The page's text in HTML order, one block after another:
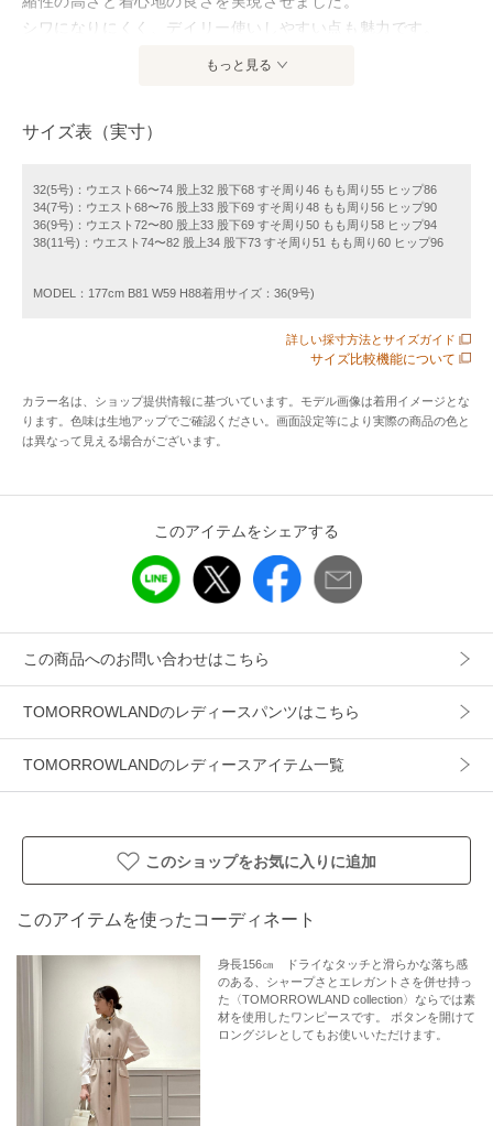
シワになりにくく、デイリー使いしやすい点も魅力です。
タックインスタイルはもちろん、ヒップの隠れるチュニック
オフィスからオケージョンシーンまで幅広く活躍してくれる
万能なアイテムです。
同シリーズのジャケットとのセットアップスタイルもおすす
ノーカラージャケット（商品番号：11-07-01-07151）
ダブルブレストジャケット（商品番号：11-07-31-07036）
クルーネックプルオーバー（商品番号：11-01-01-01151）
フロントタックテーパードパンツ（商品番号：11-04-01-
04151）
セットアップで着用いただけます。
■卒入園式・卒入学式などのセレモニーや学校行事など、さま
ざまなオケージョンシーンでの着こなしにおすすめのアイテ
ムです。
※ライトベージュのみ裏地付きです。
※商品の色味は、商品単体の画像をご確認ください
店舗にお問い合わせの際は、下記の商品番号をお申し付けく
ださい。
アイテム情報
（税込5,000円以上ご購入で送料無料）
商品コード 11043104036
性別タイプ レディース
カテゴリ パンツ
ブラック・ネイビー：ポリエステル87％ ポリウ
もっと見る
サイズ表（実寸）
32(5号)：ウエスト66〜74 股上32 股下68 すそ周り46 もも周り55 ヒップ86
34(7号)：ウエスト68〜76 股上33 股下69 すそ周り48 もも周り56 ヒップ90
36(9号)：ウエスト72〜80 股上33 股下69 すそ周り50 もも周り58 ヒップ94
38(11号)：ウエスト74〜82 股上34 股下73 すそ周り51 もも周り60 ヒップ96
MODEL：177cm B81 W59 H88着用サイズ：36(9号)
詳しい採寸方法とサイズガイド
サイズ比較機能について
カラー名は、ショップ提供情報に基づいています。モデル画像は着用イメージとな
ります。色味は生地アップでご確認ください。画面設定等により実際の商品の色と
は異なって見える場合がございます。
このアイテムをシェアする
この商品へのお問い合わせはこちら
TOMORROWLANDのレディースパンツはこちら
TOMORROWLANDのレディースアイテム一覧
このショップをお気に入りに追加
このアイテムを使ったコーディネート
身長156㎝ ドライなタッチと滑らかな落ち感
のある、シャープさとエレガントさを併せ持っ
た〈TOMORROWLAND collection〉ならでは素
材を使用したワンピースです。 ボタンを開けて
ロングジレとしてもお使いいただけます。